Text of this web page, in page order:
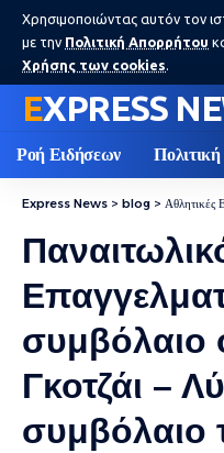
Χρησιμοποιώντας αυτόν τον
με την Πολιτική Απορρήτου
Χρήσης των cookies.
EXPRESS
Ροή Ειδήσεων Πολιτική
Express News > blog > Αθλητικές
συμβόλαιο
Γκοτζάι –
συμβόλαιο